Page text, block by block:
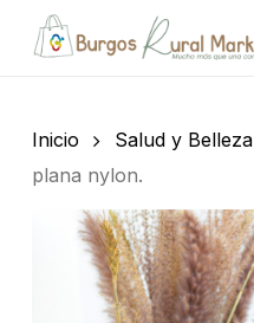
de
Cart
Inicio Salud y Belleza
plana nylon.